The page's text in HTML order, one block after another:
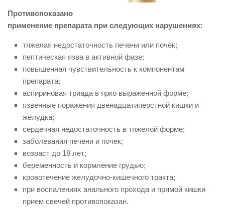
Противопоказано
применение препарата при следующих нарушениях:
тяжелая недостаточность печени или почек;
пептическая язва в активной фазе;
повышенная чувствительность к компонентам
препарата;
аспириновая триада в ярко выраженной форме;
язвенные поражения двенадцатиперстной кишки и
желудка;
сердечная недостаточность в тяжелой форме;
заболевания печени и почек;
возраст до 18 лет;
беременность и кормление грудью;
кровотечение желудочно-кишечного тракта;
при воспалениях анального прохода и прямой кишки
прием свечей противопоказан.